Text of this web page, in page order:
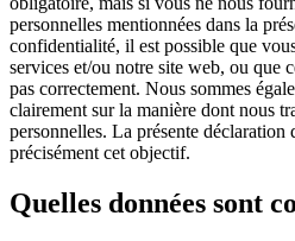
personnelles mentionnées dans la
confidentialité, il est possible que
services et/ou notre site web, ou que
pas correctement. Nous sommes
clairement sur la manière dont nous
personnelles. La présente
précisément cet objectif.
Quelles données sont